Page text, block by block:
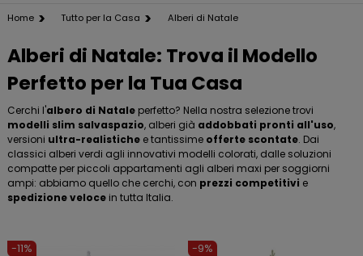
Home Tutto per la Casa Alberi di Natale
Alberi di Natale: Trova il Modello
Perfetto per la Tua Casa
Cerchi l'albero di Natale perfetto? Nella nostra selezione trovi
modelli slim salvaspazio, alberi già addobbati pronti all'uso,
versioni ultra-realistiche e tantissime offerte scontate. Dai
classici alberi verdi agli innovativi modelli colorati, dalle soluzioni
compatte per piccoli appartamenti agli alberi maxi per soggiorni
ampi: abbiamo quello che cerchi, con prezzi competitivi e
spedizione veloce in tutta Italia.
-11% -9%